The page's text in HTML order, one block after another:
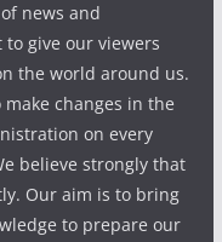
news and
give our viewers
the world around us.
changes in the
on every
believe strongly that
Our aim is to bring
to prepare our